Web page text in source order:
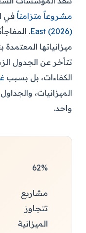
مشروعاً متزامناً في
East (2026)
.
ميزانياتها المعتمدة
تتأخر عن الجدول
الكفاءات، بل بسبب
الميزانيات،
واحد.
62%
مشاريع
تتجاوز
الميزانية